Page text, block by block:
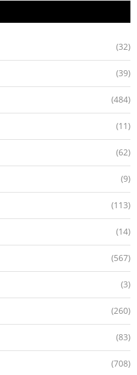
(32)
(39)
(484)
(11)
(62)
(9)
(113)
(14)
(567)
(3)
(260)
(83)
(708)